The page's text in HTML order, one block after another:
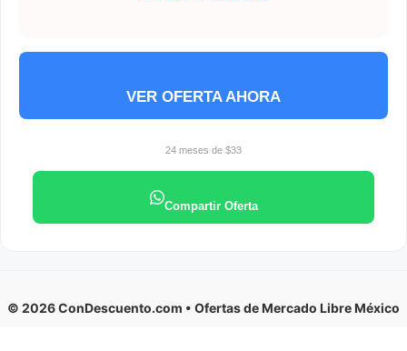
VER OFERTA AHORA
24 meses de $33
Compartir Oferta